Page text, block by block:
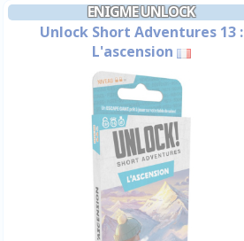
ENIGME UNLOCK
Unlock Short Adventures 13 :
L'ascension